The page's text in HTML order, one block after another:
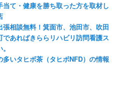
て・健康を勝ち取った方を取材し
相談無料！箕面市、池田市、吹田
あればきららリハビリ訪問看護ス
いタヒボ茶（タヒボNFD）の情報